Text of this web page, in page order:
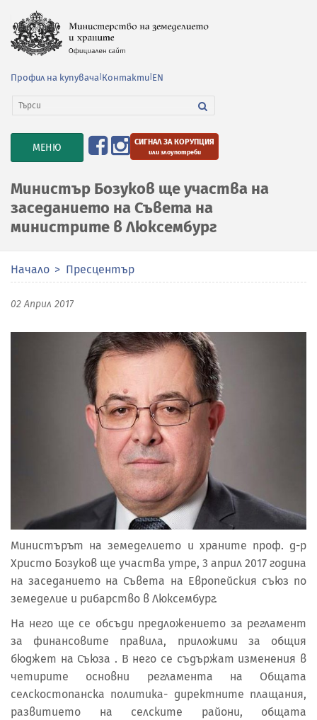
Профил на купувача Контакти EN
TOGGLE
NAVIGATION
МЕНЮ СИГНАЛ ЗА КОРУПЦИЯ
или злоупотреби
Министър Бозуков ще участва на
заседанието на Съвета на
министрите в Люксембург
Начало Пресцентър
02 Април 2017
Министърът на земеделието и храните проф. д-р
Христо Бозуков ще участва утре, 3 април 2017 година
на заседанието на Съвета на Европейския съюз по
земеделие и рибарство в Люксембург.
На него ще се обсъди предложението за регламент
за финансовите правила, приложими за общия
бюджет на Съюза . В него се съдържат изменения в
четирите основни регламента на Общата
селскостопанска политика- директните плащания,
развитието на селските райони, общата